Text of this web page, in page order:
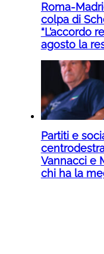
Roma-
colpa di
“L’accordo
agosto la
Partiti e
Vannacci e
chi ha la